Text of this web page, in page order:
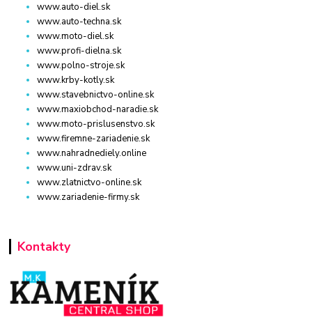
www.auto-diel.sk
www.auto-techna.sk
www.moto-diel.sk
www.profi-dielna.sk
www.polno-stroje.sk
www.krby-kotly.sk
www.stavebnictvo-online.sk
www.maxiobchod-naradie.sk
www.moto-prislusenstvo.sk
www.firemne-zariadenie.sk
www.nahradnediely.online
www.uni-zdrav.sk
www.zlatnictvo-online.sk
www.zariadenie-firmy.sk
Kontakty